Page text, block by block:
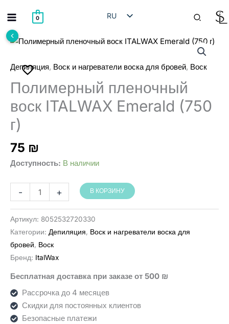
содержимому
0
RU
AR
Поиск
Депиляция, Воск и нагреватели воска для бровей, Воск
Полимерный пленочный
воск ITALWAX Emerald (750
г)
75 ₪
Доступность: В наличии
-
Количество
товара
ITALWAX
שעוות
פילם
פולימרית
אמרלד
(750
גרם)
+ В КОРЗИНУ
Артикул: 8052532720330
Категории: Депиляция, Воск и нагреватели воска для
бровей, Воск
Бренд: ItalWax
Бесплатная доставка при заказе от 500 ₪
Рассрочка до 4 месяцев
Скидки для постоянных клиентов
Безопасные платежи